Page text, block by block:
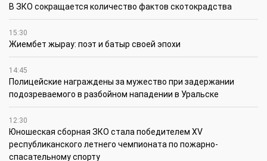
В ЗКО сокращается количество фактов скотокрадства
15:30
Жиембет жырау: поэт и батыр своей эпохи
14:45
Полицейские награждены за мужество при задержании
подозреваемого в разбойном нападении в Уральске
12:30
Юношеская сборная ЗКО стала победителем XV
республиканского летнего чемпионата по пожарно-
спасательному спорту